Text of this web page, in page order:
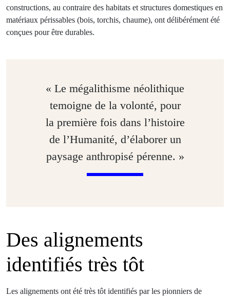
constructions, au contraire des habitats et structures domestiques en
matériaux périssables (bois, torchis, chaume), ont délibérément été
conçues pour être durables.
« Le mégalithisme néolithique
temoigne de la volonté, pour
la première fois dans l’histoire
de l’Humanité, d’élaborer un
paysage anthropisé pérenne. »
Des alignements
identifiés très tôt
Les alignements ont été très tôt identifiés par les pionniers de